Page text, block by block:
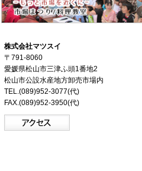
株式会社マツスイ
〒791-8060
愛媛県松山市三津ふ頭1番地2
松山市公設水産地方卸売市場内
TEL.(089)952-3077(代)
FAX.(089)952-3950(代)